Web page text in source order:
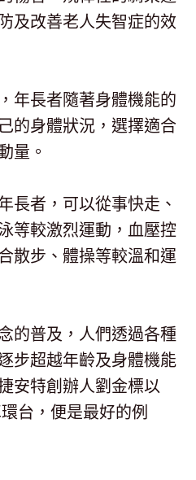
及改善老人失智症的效
年長者隨著身體機能的
的身體狀況，選擇適合
量。
長者，可以從事快走、
等較激烈運動，血壓控
散步、體操等較溫和運
的普及，人們透過各種
步超越年齡及身體機能
安特創辦人劉金標以
台，便是最好的例